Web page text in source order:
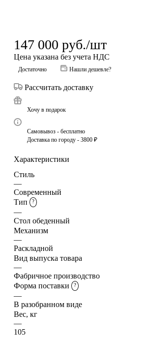
147 000 руб./шт
Цена указана без учета НДС
Достаточно Нашли дешевле?
Рассчитать доставку
Хочу в подарок
Самовывоз - бесплатно
Доставка по городу - 3800 ₽
Характеристики
Стиль
—
Современный
Тип
?
—
Стол обеденный
Механизм
—
Раскладной
Вид выпуска товара
—
Фабричное производство
Форма поставки
?
—
В разобранном виде
Вес, кг
—
105